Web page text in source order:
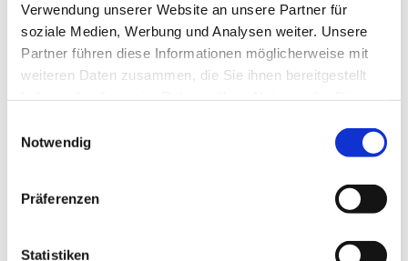
Verwendung unserer Website an unsere Partner für
soziale Medien, Werbung und Analysen weiter. Unsere
Partner führen diese Informationen möglicherweise mit
weiteren Daten zusammen, die Sie ihnen bereitgestellt
Notwendig
Präferenzen
Statistiken
Dies könnte Sie auch
interessieren